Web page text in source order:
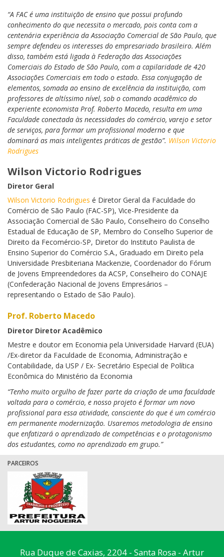
“A FAC é uma instituição de ensino que possui profundo
conhecimento do que necessita o mercado, pois conta com a
centenária experiência da Associação Comercial de São Paulo, que
sempre defendeu os interesses do empresariado brasileiro. Além
disso, também está ligada à Federação das Associações
Comerciais do Estado de São Paulo, com a capilaridade de 420
Associações Comerciais em todo o estado. Essa conjugação de
elementos, somada ao ensino de excelência da instituição, com
professores de altíssimo nível, sob o comando acadêmico do
experiente economista Prof. Roberto Macedo, resulta em uma
Faculdade conectada às necessidades do comércio, varejo e setor
de serviços, para formar um profissional moderno e que
dominará as mais inteligentes práticas de gestão”. Wilson Victorio
Rodrigues
Wilson Victorio Rodrigues
Diretor Geral
Wilson Victorio Rodrigues é Diretor Geral da Faculdade do
Comércio de São Paulo (FAC-SP), Vice-Presidente da
Associação Comercial de São Paulo, Conselheiro do Conselho
Estadual de Educação de SP, Membro do Conselho Superior de
Direito da Fecomércio-SP, Diretor do Instituto Paulista de
Ensino Superior do Comércio S.A., Graduado em Direito pela
Universidade Presbiteriana Mackenzie, Coordenador do Fórum
de Jovens Empreendedores da ACSP, Conselheiro do CONAJE
(Confederação Nacional de Jovens Empresários –
representando o Estado de São Paulo).
Prof. Roberto Macedo
Diretor Diretor Acadêmico
Mestre e doutor em Economia pela Universidade Harvard (EUA)
/Ex-diretor da Faculdade de Economia, Administração e
Contabilidade, da USP / Ex- Secretário Especial de Política
Econômica do Ministério da Economia
“Tenho muito orgulho de fazer parte da criação de uma faculdade
voltada para o comércio, e nosso projeto é formar um novo
profissional para essa atividade, consciente do que é um comércio
em permanente modernização. Usaremos metodologia de ensino
que enfatizará o aprendizado de competências e o protagonismo
dos estudantes, como no aprendizado em grupo.”
PARCEIROS
Rua Duque de Caxias, 2204 - Santa Rosa - Artur